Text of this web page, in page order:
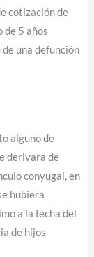
cotización de
de 5 años
una defunción
alguno de
derivara de
conyugal, en
hubiera
a la fecha del
de hijos